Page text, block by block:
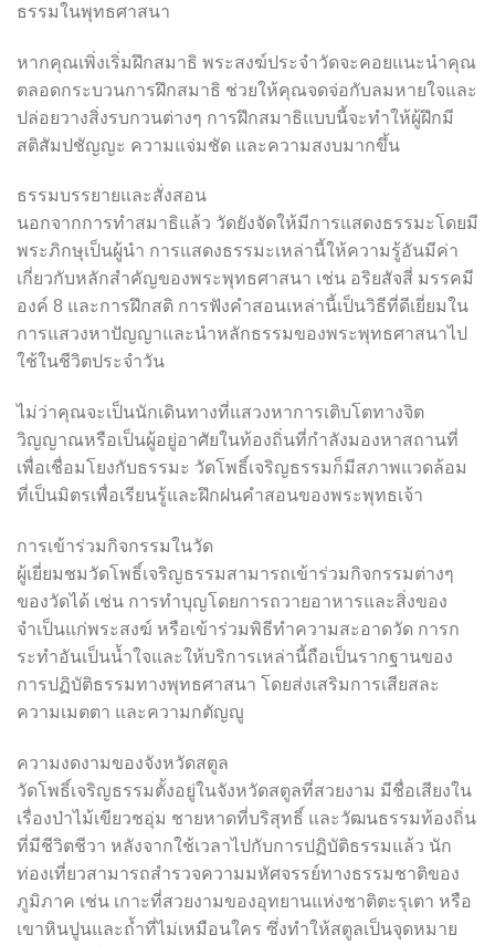
ธรรมในพุทธศาสนา
หากคุณเพิ่งเริ่มฝึกสมาธิ พระสงฆ์ประจำวัดจะคอยแนะนำคุณ
ตลอดกระบวนการฝึกสมาธิ ช่วยให้คุณจดจ่อกับลมหายใจและ
ปล่อยวางสิ่งรบกวนต่างๆ การฝึกสมาธิแบบนี้จะทำให้ผู้ฝึกมี
สติสัมปชัญญะ ความแจ่มชัด และความสงบมากขึ้น
ธรรมบรรยายและสั่งสอน
นอกจากการทำสมาธิแล้ว วัดยังจัดให้มีการแสดงธรรมะโดยมี
พระภิกษุเป็นผู้นำ การแสดงธรรมะเหล่านี้ให้ความรู้อันมีค่า
เกี่ยวกับหลักสำคัญของพระพุทธศาสนา เช่น อริยสัจสี่ มรรคมี
องค์ 8 และการฝึกสติ การฟังคำสอนเหล่านี้เป็นวิธีที่ดีเยี่ยมใน
การแสวงหาปัญญาและนำหลักธรรมของพระพุทธศาสนาไป
ใช้ในชีวิตประจำวัน
ไม่ว่าคุณจะเป็นนักเดินทางที่แสวงหาการเติบโตทางจิต
วิญญาณหรือเป็นผู้อยู่อาศัยในท้องถิ่นที่กำลังมองหาสถานที่
เพื่อเชื่อมโยงกับธรรมะ วัดโพธิ์เจริญธรรมก็มีสภาพแวดล้อม
ที่เป็นมิตรเพื่อเรียนรู้และฝึกฝนคำสอนของพระพุทธเจ้า
การเข้าร่วมกิจกรรมในวัด
ผู้เยี่ยมชมวัดโพธิ์เจริญธรรมสามารถเข้าร่วมกิจกรรมต่างๆ
ของวัดได้ เช่น การทำบุญโดยการถวายอาหารและสิ่งของ
จำเป็นแก่พระสงฆ์ หรือเข้าร่วมพิธีทำความสะอาดวัด การก
ระทำอันเป็นน้ำใจและให้บริการเหล่านี้ถือเป็นรากฐานของ
การปฏิบัติธรรมทางพุทธศาสนา โดยส่งเสริมการเสียสละ
ความเมตตา และความกตัญญู
ความงดงามของจังหวัดสตูล
วัดโพธิ์เจริญธรรมตั้งอยู่ในจังหวัดสตูลที่สวยงาม มีชื่อเสียงใน
เรื่องป่าไม้เขียวชอุ่ม ชายหาดที่บริสุทธิ์ และวัฒนธรรมท้องถิ่น
ที่มีชีวิตชีวา หลังจากใช้เวลาไปกับการปฏิบัติธรรมแล้ว นัก
ท่องเที่ยวสามารถสำรวจความมหัศจรรย์ทางธรรมชาติของ
ภูมิภาค เช่น เกาะที่สวยงามของอุทยานแห่งชาติตะรุเตา หรือ
เขาหินปูนและถ้ำที่ไม่เหมือนใคร ซึ่งทำให้สตูลเป็นจุดหมาย